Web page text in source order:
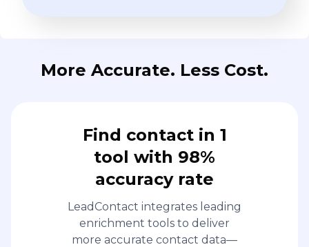
More Accurate. Less Cost.
Find contact in 1
tool with 98%
accuracy rate
LeadContact integrates leading
enrichment tools to deliver
more accurate contact data—